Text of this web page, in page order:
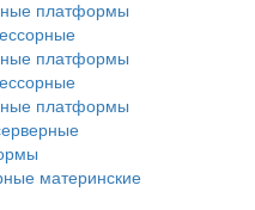
платформы
платформы
платформы
материнские